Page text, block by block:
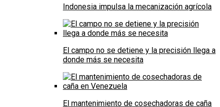
Indonesia impulsa la mecanización agrícola
El campo no se detiene y la precisión llega a
donde más se necesita
El mantenimiento de cosechadoras de caña